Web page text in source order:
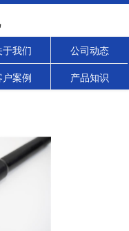
于我们 公司动态
户案例 产品知识